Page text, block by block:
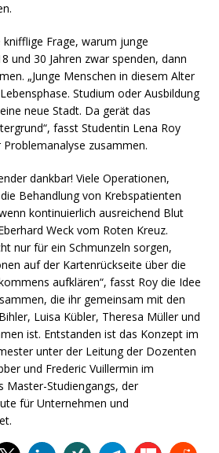
Frage, warum junge
und 30 Jahren zwar spenden, dann
„Junge Menschen in diesem Alter
Studium oder Ausbildung
neue Stadt. Da gerät das
fasst Studentin Lena Roy
zusammen.
dankbar! Viele Operationen,
Behandlung von Krebspatienten
kontinuierlich ausreichend Blut
Weck vom Roten Kreuz.
nur für ein Schmunzeln sorgen,
auf der Kartenrückseite über die
aufklären“, fasst Roy die Idee
die ihr gemeinsam mit den
Luisa Kübler, Theresa Müller und
ist. Entstanden ist das Konzept im
unter der Leitung der Dozenten
und Frederic Vuillermin im
Master-Studiengangs, der
für Unternehmen und